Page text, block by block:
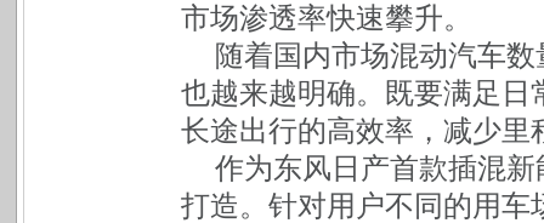
市场渗透率快速攀升。
随着国内市场混动汽车
也越来越明确。既要满足
长途出行的高效率，减少里
作为东风日产首款插混
打造。针对用户不同的用